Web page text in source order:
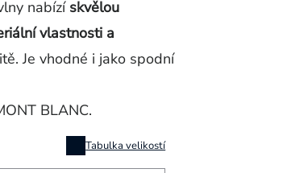
Tabulka velikostí
nabízí skvělou
vlastnosti a
Je vhodné i jako spodní
BLANC.